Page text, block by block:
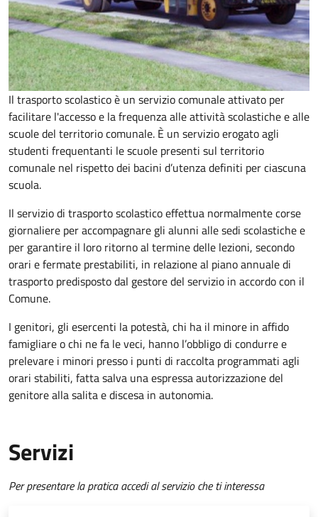
Il trasporto scolastico è un servizio comunale attivato per
facilitare l'accesso e la frequenza alle attività scolastiche e alle
scuole del territorio comunale. È un servizio erogato agli
studenti frequentanti le scuole presenti sul territorio
comunale nel rispetto dei bacini d’utenza definiti per ciascuna
scuola.
Il servizio di trasporto scolastico effettua normalmente corse
giornaliere per accompagnare gli alunni alle sedi scolastiche e
per garantire il loro ritorno al termine delle lezioni, secondo
orari e fermate prestabiliti, in relazione al piano annuale di
trasporto predisposto dal gestore del servizio in accordo con il
Comune.
I genitori, gli esercenti la potestà, chi ha il minore in affido
famigliare o chi ne fa le veci, hanno l’obbligo di condurre e
prelevare i minori presso i punti di raccolta programmati agli
orari stabiliti, fatta salva una espressa autorizzazione del
genitore alla salita e discesa in autonomia.
Servizi
Per presentare la pratica accedi al servizio che ti interessa